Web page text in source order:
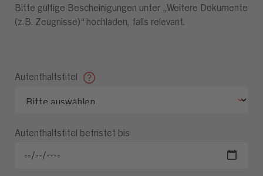
Bitte gültige Bescheinigungen unter „Weitere Dokumente
(z.B. Zeugnisse)“ hochladen, falls relevant.
Aufenthaltstitel
Aufenthaltstitel befristet bis